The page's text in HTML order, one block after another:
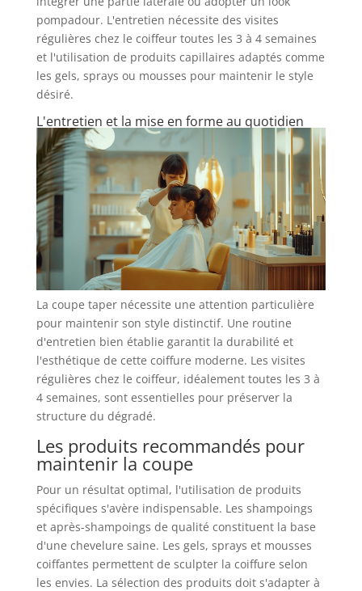
pompadour. L'entretien nécessite des visites
régulières chez le coiffeur toutes les 3 à 4 semaines
et l'utilisation de produits capillaires adaptés comme
les gels, sprays ou mousses pour maintenir le style
désiré.
L'entretien et la mise en forme au quotidien
La coupe taper nécessite une attention particulière
pour maintenir son style distinctif. Une routine
d'entretien bien établie garantit la durabilité et
l'esthétique de cette coiffure moderne. Les visites
régulières chez le coiffeur, idéalement toutes les 3 à
4 semaines, sont essentielles pour préserver la
structure du dégradé.
Les produits recommandés pour
maintenir la coupe
Pour un résultat optimal, l'utilisation de produits
spécifiques s'avère indispensable. Les shampoings
et après-shampoings de qualité constituent la base
d'une chevelure saine. Les gels, sprays et mousses
coiffantes permettent de sculpter la coiffure selon
les envies. La sélection des produits doit s'adapter à